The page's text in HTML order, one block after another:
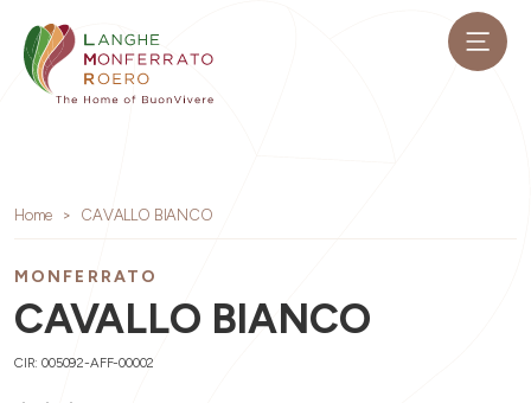
Home CAVALLO BIANCO
MONFERRATO
CAVALLO BIANCO
CIR: 005092-AFF-00002